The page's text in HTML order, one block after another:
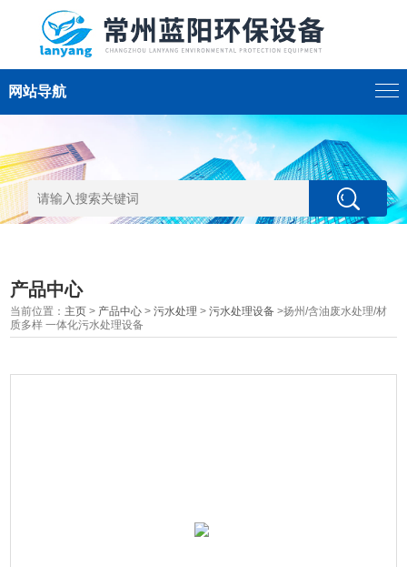
网站导航
产品中心
当前位置： 主页 > 产品中心 >污水处理 >污水处理设备 >扬州/含油废水处理/材
质多样 一体化污水处理设备